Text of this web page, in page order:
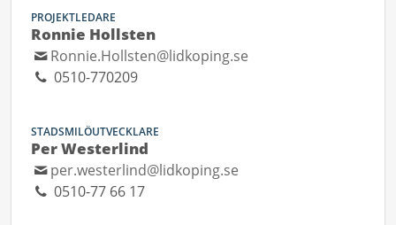
PROJEKTLEDARE
Ronnie Hollsten
Ronnie.Hollsten@lidkoping.se
0510-770209
STADSMILÖUTVECKLARE
Per Westerlind
per.westerlind@lidkoping.se
0510-77 66 17